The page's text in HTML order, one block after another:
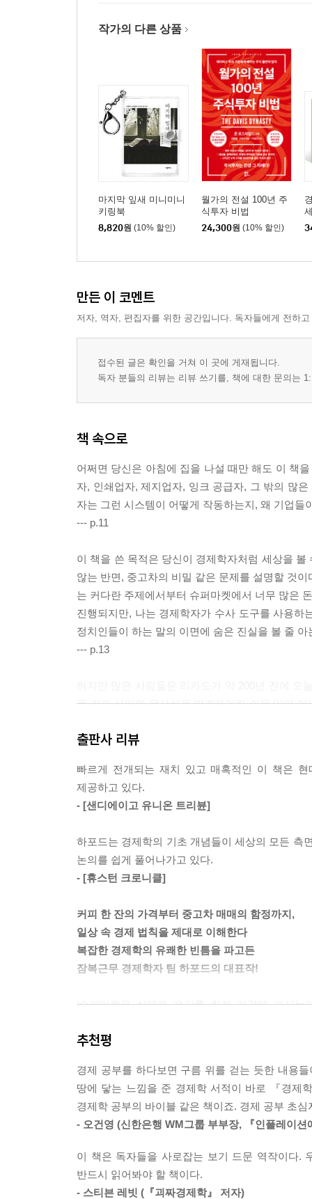
작가의 다른 상품
마지막 잎새 미니미니
키링북
8,820원 (10% 할인)
월가의 전설 100년 주
식투자 비법
24,300원 (10% 할인)
만든 이 코멘트
저자, 역자, 편집자를 위한 공간입니다. 독자들에게 전하
접수된 글은 확인을 거쳐 이 곳에 게재됩니다.
독자 분들의 리뷰는 리뷰 쓰기를, 책에 대한 문의는
책 속으로
어쩌면 당신은 아침에 집을 나설 때만 해도 이 책
자, 인쇄업자, 제지업자, 잉크 공급자, 그 밖의 많
자는 그런 시스템이 어떻게 작동하는지, 왜 기업
--- p.11
이 책을 쓴 목적은 당신이 경제학자처럼 세상을
않는 반면, 중고차의 비밀 같은 문제를 설명할 것
는 커다란 주제에서부터 슈퍼마켓에서 너무 많은
진행되지만, 나는 경제학자가 수사 도구를 사용
정치인들이 하는 말의 이면에 숨은 진실을 볼 줄
--- p.13
품 커피 사이의 유사성을 발견하기란 쉬운 일이
--- p.30
우리 생활에서 너무나 많은 물건들이 비싼 값에
이는 아파트나 런던에서 하이드파크가 내려다보
사람들이 살 엄두를 내지 못한다. 이런 경우라면
--- p.33
그런데 경제학이 객관적인 분석 수단이라고 해서
일이 아니다. 그리하여 경제학자들은 경제정책의
경제정책으로 혜택을 볼 수 있다. 수십만 명의 사
경제학자들이 단호한 태도를 취하지 않을 수 없는
--- p.55
서 ‘공항 특별 라운지 제공’이라는 혜택을 부여
리게 하는 것도 같은 이유로 설명할 수 있다. 이러
행기 앞쪽에 타는 승객들이 보고 느끼게 하기 위해
--- p.92
여 만약 올바른 물건이 올바른 양과 올바른 방법
다. 달리 말하자면 완전경쟁시장보다 효율이 더
은 결론에 도달한다. 가격은 기업의 비용을 나타내
출판사 리뷰
빠르게 전개되는 재치 있고 매혹적인 이 책은
제공하고 있다.
- [샌디에이고 유니온 트리뷴]
하포드는 경제학의 기초 개념들이 세상의 모든 측
논의를 쉽게 풀어나가고 있다.
- [휴스턴 크로니클]
커피 한 잔의 가격부터 중고차 매매의 함정까지,
일상 속 경제 법칙을 제대로 이해한다
복잡한 경제학의 유쾌한 빈틈을 파고든
잠복근무 경제학자 팀 하포드의 대표작!
‘슈퍼마켓은 실제로 우리를 최저 가격에 모시는
열쇠는 다름 아닌 일상에 숨어 있는 경제 법칙들
이해할 수 있도록 도와준다.
커피 한 잔 가격의 비밀부터 그린벨트의 역설까
비대칭성, 비교우위 등의 핵심 경제 이론들을
노벨경제학 수상 이론까지 아우르며 세상을 움직
생활에 어떤 영향을 미치고 있는지를 명쾌하게
만하다. 그는 경제학이라는 ‘음울한 학문’에 엄
추천평
경제 공부를 하다보면 구름 위를 걷는 듯한 내용
땅에 닿는 느낌을 준 경제학 서적이 바로 『경제
경제학 공부의 바이블 같은 책이죠. 경제 공부 초
- 오건영 (신한은행 WM그룹 부부장, 『인플레이션
이 책은 독자들을 사로잡는 보기 드문 역작이다.
반드시 읽어봐야 할 책이다.
- 스티븐 레빗 (『괴짜경제학』 저자)